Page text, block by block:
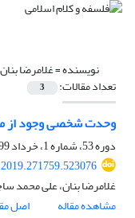
نویسنده =غلامرضا بنان
تعداد مقالات: 3
وحدت شخصی وجود از
دوره 53، شماره 1، خرداد 1399، صفحه
غلامرضا بنان، علی محمد
مشاهده مقاله
اصل